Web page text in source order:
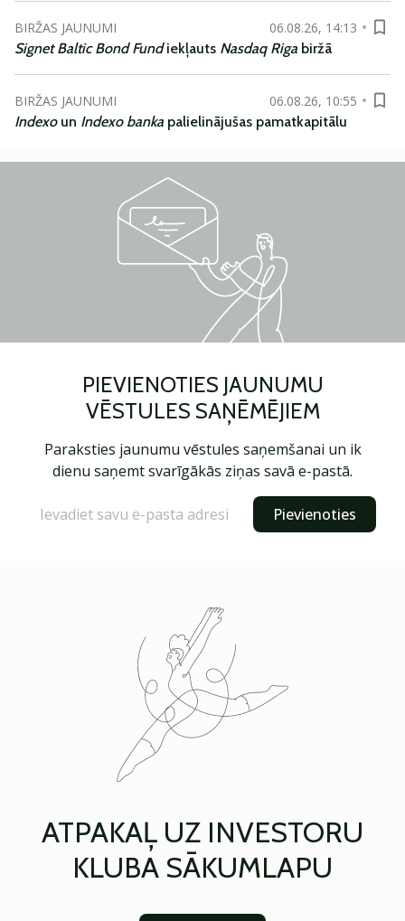
BIRŽAS JAUNUMI
06.08.26, 14:13
Signet Baltic Bond Fundiekļauts Nasdaq Riga biržā
BIRŽAS JAUNUMI
06.08.26, 10:55
Indexoun Indexo banka palielinājušas pamatkapitālu
PIEVIENOTIES JAUNUMU
VĒSTULES SAŅĒMĒJIEM
Paraksties jaunumu vēstules saņemšanai un ik
dienu saņemt svarīgākās ziņas savā e-pastā.
Pievienoties
ATPAKAĻ UZ INVESTORU
KLUBA SĀKUMLAPU